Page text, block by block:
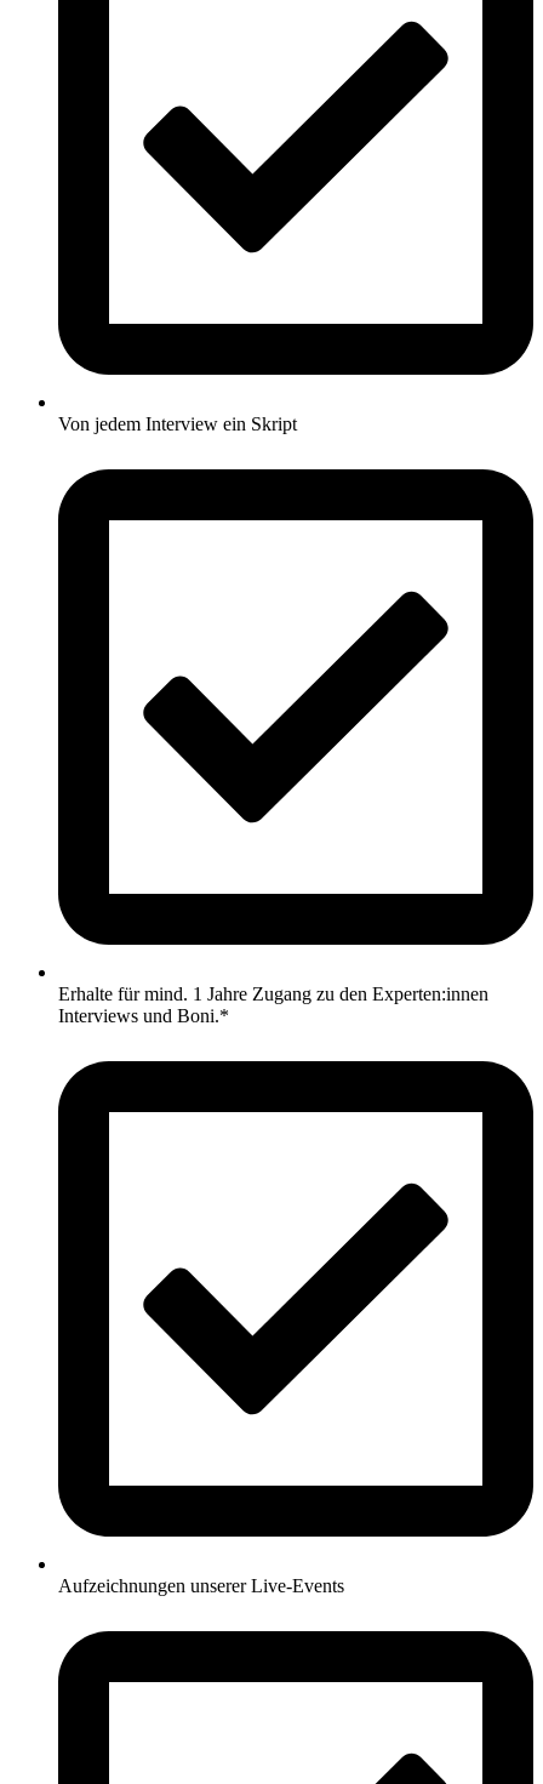
Von jedem Interview ein Skript
Erhalte für mind. 1 Jahre Zugang zu den Experten:innen
Interviews und Boni.*
Aufzeichnungen unserer Live-Events